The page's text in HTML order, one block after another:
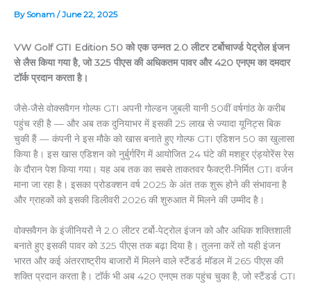
By Sonam /June 22, 2025
VW Golf GTI Edition 50 को एक उन्नत 2.0 लीटर टर्बोचार्ज्ड पेट्रोल इंजन
से लैस किया गया है, जो 325 पीएस की अधिकतम पावर और 420 एनएम का दमदार
टॉर्क प्रदान करता है।
जैसे-जैसे वोक्सवैगन गोल्फ GTI अपनी गोल्डन जुबली यानी 50वीं वर्षगांठ के करीब
पहुंच रही है — और अब तक दुनियाभर में इसकी 25 लाख से ज्यादा यूनिट्स बिक
चुकी हैं — कंपनी ने इस मौके को खास बनाते हुए गोल्फ GTI एडिशन 50 का खुलासा
किया है। इस खास एडिशन को नुर्बुर्गरिंग में आयोजित 24 घंटे की मशहूर एंड्योरेंस रेस
के दौरान पेश किया गया। यह अब तक का सबसे ताकतवर फैक्ट्री-निर्मित GTI वर्जन
माना जा रहा है। इसका प्रोडक्शन वर्ष 2025 के अंत तक शुरू होने की संभावना है
और ग्राहकों को इसकी डिलीवरी 2026 की शुरुआत में मिलने की उम्मीद है।
वोक्सवैगन के इंजीनियरों ने 2.0 लीटर टर्बो-पेट्रोल इंजन को और अधिक शक्तिशाली
बनाते हुए इसकी पावर को 325 पीएस तक बढ़ा दिया है। तुलना करें तो यही इंजन
भारत और कई अंतरराष्ट्रीय बाजारों में मिलने वाले स्टैंडर्ड मॉडल में 265 पीएस की
शक्ति प्रदान करता है। टॉर्क भी अब 420 एनएम तक पहुंच चुका है, जो स्टैंडर्ड GTI